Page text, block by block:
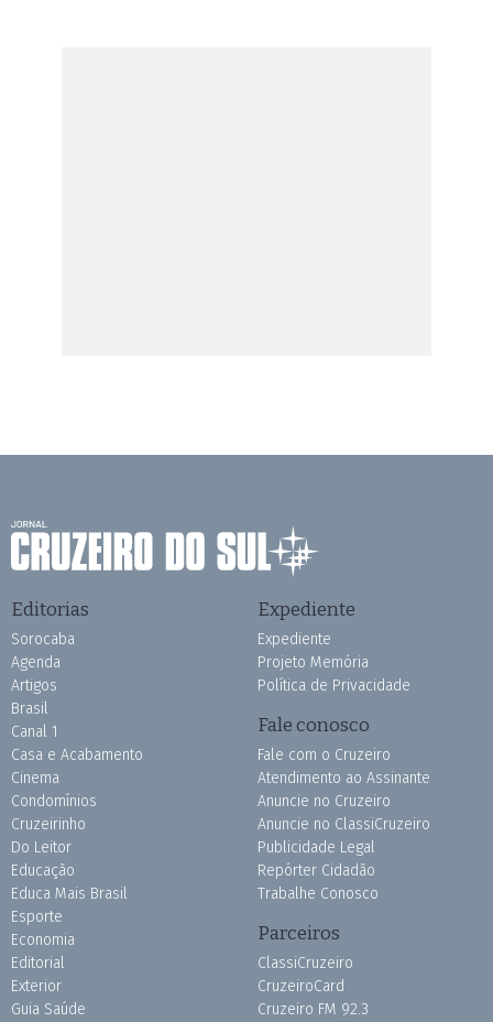
Editorias
Sorocaba
Agenda
Artigos
Brasil
Canal 1
Casa e Acabamento
Cinema
Condomínios
Cruzeirinho
Do Leitor
Educação
Educa Mais Brasil
Esporte
Economia
Editorial
Exterior
Guia Saúde
Expediente
Expediente
Projeto Memória
Política de Privacidade
Fale conosco
Fale com o Cruzeiro
Atendimento ao Assinante
Anuncie no Cruzeiro
Anuncie no ClassiCruzeiro
Publicidade Legal
Repórter Cidadão
Trabalhe Conosco
Parceiros
ClassiCruzeiro
CruzeiroCard
Cruzeiro FM 92.3